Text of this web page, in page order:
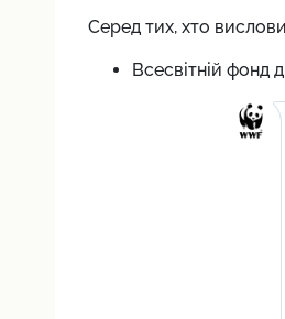
Серед тих, хто
Всесвітній фонд